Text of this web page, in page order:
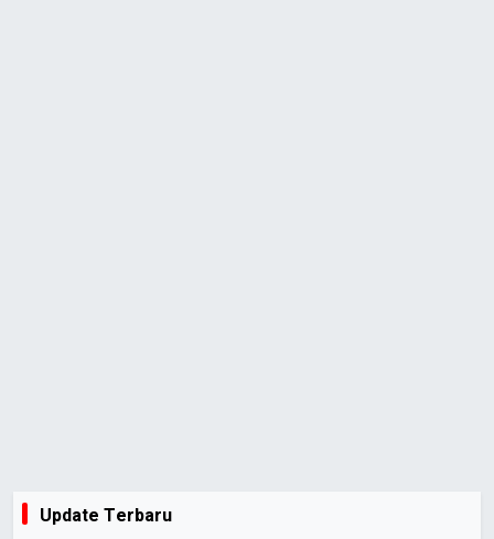
Update Terbaru